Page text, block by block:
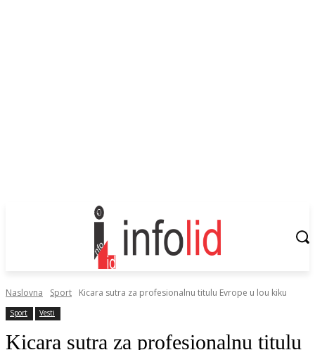
Naslovna Sport Kicara sutra za profesionalnu titulu Evrope u lou kiku
Sport Vesti
Kicara sutra za profesionalnu titulu